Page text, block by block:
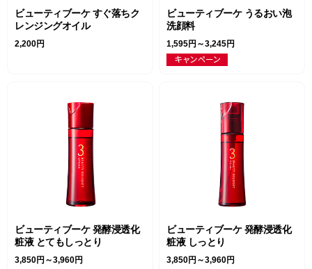
ビューティブーケ すぐ落ちク
レンジングオイル
2,200円
ビューティブーケ うるおい泡
洗顔料
1,595円～3,245円
ビューティブーケ 発酵浸透化
粧液 とてもしっとり
3,850円～3,960円
ビューティブーケ 発酵浸透化
粧液 しっとり
3,850円～3,960円